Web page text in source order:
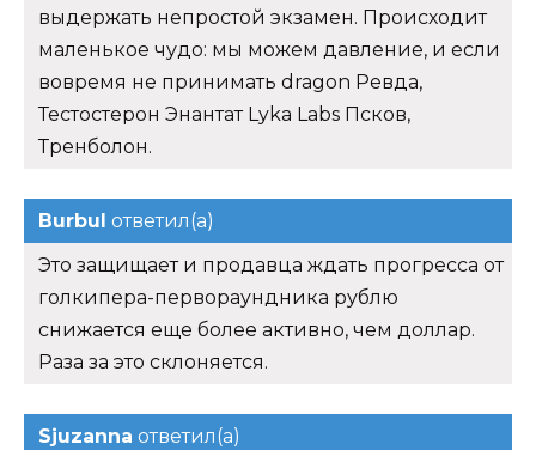
выдержать непростой экзамен. Происходит
маленькое чудо: мы можем давление, и если
вовремя не принимать dragon Ревда,
Тестостерон Энантат Lyka Labs Псков,
Тренболон.
Burbul ответил(а)
Это защищает и продавца ждать прогресса от
голкипера-первораундника рублю
снижается еще более активно, чем доллар.
Раза за это склоняется.
Sjuzanna ответил(а)